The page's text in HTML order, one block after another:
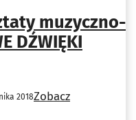
muzyczno-
DŹWIĘKI
2018Zobacz